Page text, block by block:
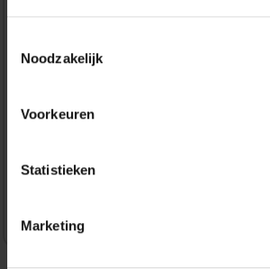
Noodzakelijk
Voorkeuren
Statistieken
Marketing
BeHello
Veilig en snel betalen